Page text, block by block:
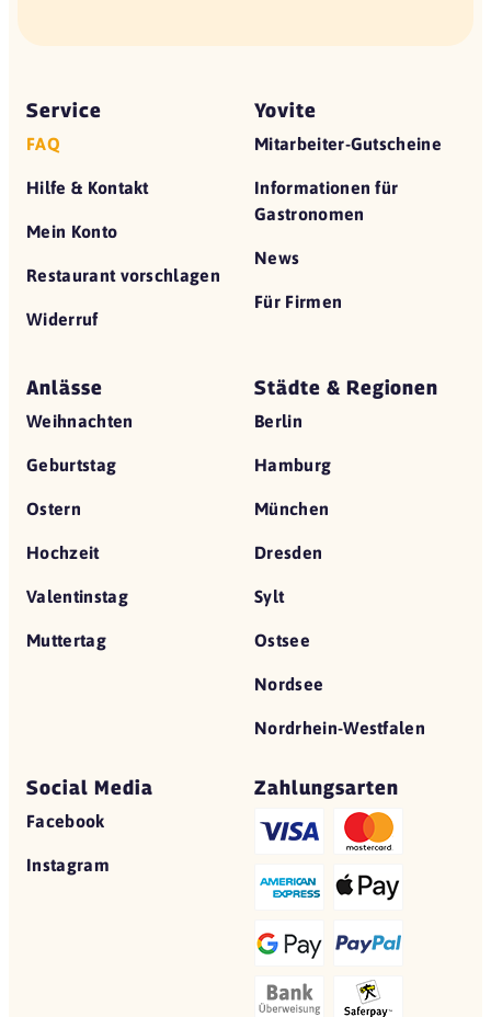
Service
FAQ
Hilfe & Kontakt
Mein Konto
Restaurant vorschlagen
Widerruf
Yovite
Mitarbeiter-Gutscheine
Informationen für
Gastronomen
News
Für Firmen
Anlässe
Weihnachten
Geburtstag
Ostern
Hochzeit
Valentinstag
Muttertag
Städte & Regionen
Berlin
Hamburg
München
Dresden
Sylt
Ostsee
Nordsee
Nordrhein-Westfalen
Social Media
Facebook
Instagram
Zahlungsarten